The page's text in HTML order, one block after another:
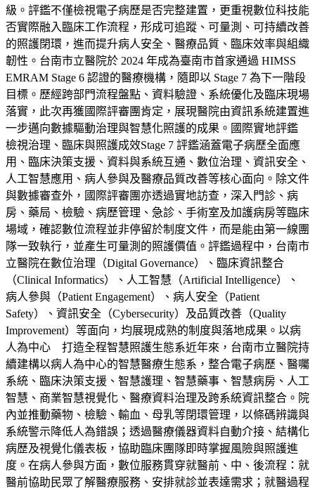
級。評鑑不僅檢視電子病歷是否完整建置，更重視數位科技能
否實際融入臨床工作流程，形成可追蹤、可量測、可持續改善
的照護閉環，進而提升病人安全、醫療品質、臨床效率與組織
韌性。台南市立醫院於 2024 年成為臺南市首家通過 HIMSS
EMRAM Stage 6 認證的醫療機構，隨即以 Stage 7 為下一階段
目標。歷經跨部門流程盤點、資料驗證、系統優化及臨床現場
落實，此次再獲國際評審團肯定，展現醫院由資訊系統建置進
一步邁向數據驅動治理與智慧化照護的成果。國際實地評鑑
檢視治理、臨床與照護成效Stage 7 評鑑涵蓋電子病歷全面應
用、臨床決策支援、資料與系統互通、數位治理、資訊安全、
人工智慧應用、病人參與及醫療品質改善等核心面向。除文件
與數據審查外，國際評審團亦透過實地訪查，深入門診、病
房、藥局、檢驗、病歷管理、急診、手術室及加護病房等臨床
場域，確認數位流程並非停留於制度文件，而是能由第一線團
隊一致執行，並產生可量測的照護價值。評鑑過程中，台南市
立醫院在數位治理（Digital Governance）、臨床資訊整合
（Clinical Informatics）、人工智慧（Artificial Intelligence）、
病人參與（Patient Engagement）、病人安全（Patient
Safety）、資訊安全（Cybersecurity）及品質改善（Quality
Improvement）等面向，均展現成熟的制度與落地成果。以病
人為中心 打造全程智慧照護生態系近年來，台南市立醫院持
續建構以病人為中心的智慧醫療生態系，整合電子病歷、醫囑
系統、臨床決策支援、智慧護理、智慧藥事、智慧病房、人工
智慧、商業智慧視覺化、醫療資料治理及跨系統資訊整合。院
內並推動藥物、檢驗、輸血、母乳等閉環管理，以條碼辨識與
系統警示降低人為錯誤；透過醫療儀器資料自動介接、結構化
病歷及視覺化儀表板，協助臨床團隊即時掌握風險與照護進
度。在病人參與方面，數位服務貫穿就醫前、中、後流程：就
醫前協助民眾了解醫療服務、安排就診並表達需求；就醫過程